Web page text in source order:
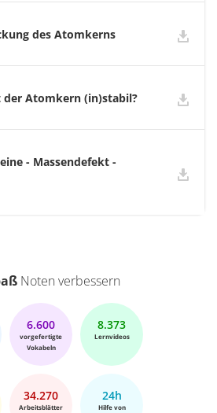
des Atomkerns
der Atomkern (in)stabil?
- Massendefekt -
Noten verbessern
6.600
vorgefertigte
Vokabeln
8.373
Lernvideos
34.270
Arbeitsblätter
24h
Hilfe von